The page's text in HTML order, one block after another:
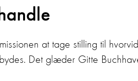
at tage stilling til
Det glæder Gitte